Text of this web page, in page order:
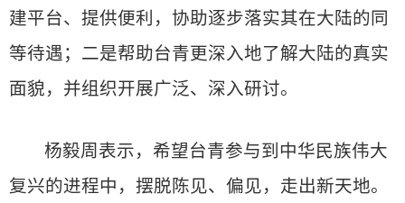
建平台、提供便利，协助逐步落实其在大陆的同
等待遇；二是帮助台青更深入地了解大陆的真实
面貌，并组织开展广泛、深入研讨。
杨毅周表示，希望台青参与到中华民族伟大
复兴的进程中，摆脱陈见、偏见，走出新天地。